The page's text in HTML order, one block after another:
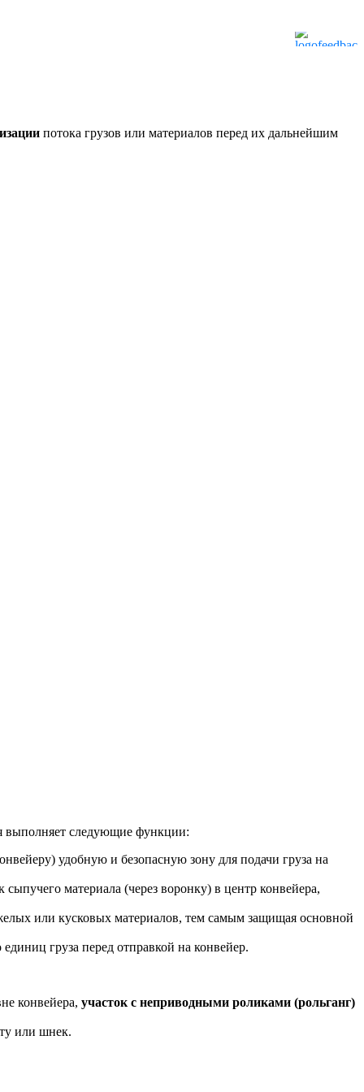
потока грузов или материалов перед их дальнейшим
выполняет следующие функции:
удобную и безопасную зону для подачи груза на
материала (через воронку) в центр конвейера,
или кусковых материалов, тем самым защищая основной
груза перед отправкой на конвейер.
конвейера, участок с неприводными роликами (рольганг)
или шнек.